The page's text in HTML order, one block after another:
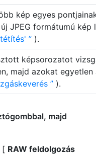
kép egyes
JPEG formátumú kép
).
képsorozatot
majd azokat
).
majd
[ RAW feldolgozás